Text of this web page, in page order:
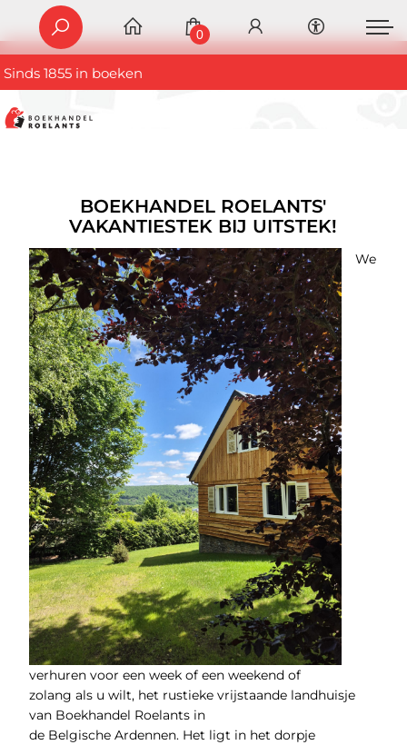
Sinds 1855 in boeken
0
BOEKHANDEL ROELANTS'
VAKANTIESTEK BIJ UITSTEK!
We
verhuren voor een week of een weekend of
zolang als u wilt, het rustieke vrijstaande landhuisje
van Boekhandel Roelants in
de Belgische Ardennen. Het ligt in het dorpje